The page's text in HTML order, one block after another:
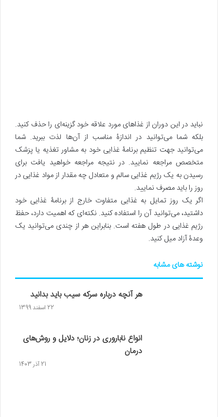
نباید در این دوران از غذاهای مورد علاقه خود گزینه‌ای را حذف کنید.
بلکه شما می‌توانید در اندازۀ مناسب از آن‌ها لذت ببرید. شما
می‌توانید جهت تنظیم برنامۀ غذایی خود به مشاور تغذیه یا پزشک
متخصص مراجعه نمایید. در نتیجه مراجعه خواهید یافت برای
رسیدن به یک رژیم غذایی سالم و متعادل چه مقدار از مواد غذایی در
روز را باید مصرف نمایید.
اگر یک روز تمایل به غذایی متفاوت خارج از برنامۀ غذایی خود
داشتید، می‌توانید آن را استفاده کنید. نکته‌ای که اهمیت دارد، حفظ
رژیم غذایی در طول هفته است. بنابراین هر از چندی می‌توانید یک
وعدۀ آزاد میل کنید.
نوشته های مشابه
هر آنچه درباره سرکه سیب باید بدانید
22 اسفند 1399
انواع ناباروری در زنان؛ دلایل و روش‌های
درمان
21 آذر 1403